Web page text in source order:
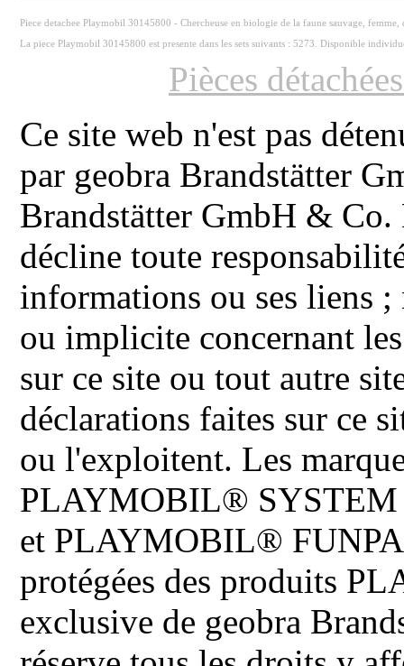
Piece detachee Playmobil 30145800 - Chercheuse en biologie de la faune sauvage,
La piece Playmobil 30145800 est presente dans les sets suivants : 5273. Disponible
Pièces
Ce site web n'est pas
par geobra Brandstätter
Brandstätter GmbH & Co.
décline toute
informations ou ses liens ;
ou implicite concernant
sur ce site ou tout autre
déclarations faites sur ce
ou l'exploitent. Les
PLAYMOBIL®
et PLAYMOBIL®
protégées des produits
exclusive de geobra